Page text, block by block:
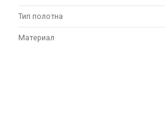
Тип полотна
Материал